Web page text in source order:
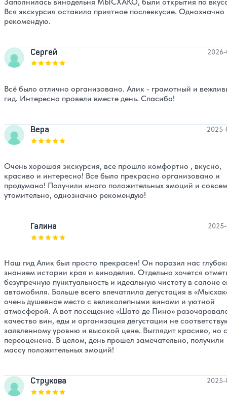
Вся экскурсия оставила приятное послевкусие. Однозначно
рекомендую.
Сергей
Оценка, количество звезд:
Всё было отлично организовано. Алик - грамотный и
гид. Интересно провели вместе день. Спасибо!
Вера
Оценка, количество звезд:
2025-
Очень хорошая экскурсия, все прошло комфортно , вкусно,
красиво и интересно! Все было прекрасно организовано и
продумано! Получили много положительных эмоций и
утомительно, однозначно рекомендую!
Галина
Оценка, количество звезд:
Наш гид Алик был просто прекрасен! Он поразил нас
знанием истории края и виноделия. Отдельно хочется
безупречную пунктуальность и идеальную чистоту в салоне
автомобиля. Больше всего впечатлила дегустация в
очень душевное место с великолепными винами и уютной
атмосферой. А вот посещение «Шато де Пино»
качество вин, еды и организация дегустации не
заявленному уровню и высокой цене. Выглядит красиво, но
переоценена. В целом, день прошел замечательно, получили
массу положительных эмоций!
Струкова
Оценка, количество звезд:
2025-